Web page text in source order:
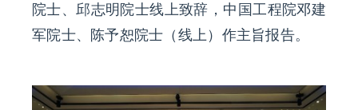
院士、邱志明院士线上致辞，中国工程院邓建
军院士、陈予恕院士（线上）作主旨报告。